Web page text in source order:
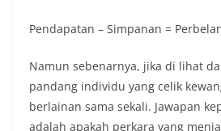
Pendapatan – Simpanan =
Namun sebenarnya, jika di lihat
pandang individu yang celik
berlainan sama sekali. Jawapan
adalah apakah perkara yang